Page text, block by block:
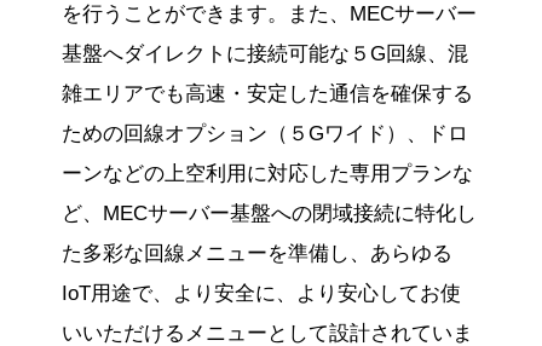
を行うことができます。また、MECサーバー
基盤へダイレクトに接続可能な５G回線、混
雑エリアでも高速・安定した通信を確保する
ための回線オプション（５Gワイド）、ドロ
ーンなどの上空利用に対応した専用プランな
ど、MECサーバー基盤への閉域接続に特化し
た多彩な回線メニューを準備し、あらゆる
IoT用途で、より安全に、より安心してお使
いいただけるメニューとして設計されていま